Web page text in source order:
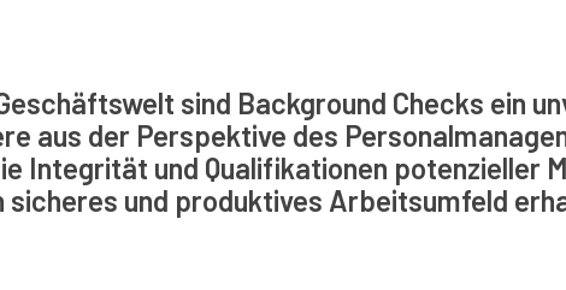
sind Background Checks ein
aus der Perspektive des
Integrität und Qualifikationen potenzieller
und produktives Arbeitsumfeld